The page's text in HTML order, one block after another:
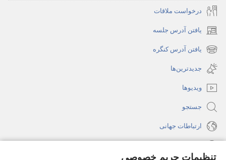
تنظیمات حریم خصوصی
درخواست ملاقات
یافتن آدرس جلسه
(پنجره‌ای
جدید
می‌شود)
یافتن آدرس کنگره
(پنجره‌ای
جدید
باز
می‌شود)
جدیدترین‌ها
ویدیوها
جستجو
ارتباطات جهانی